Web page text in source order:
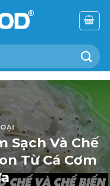
Sạch Và Chế
Từ Cá Cơm